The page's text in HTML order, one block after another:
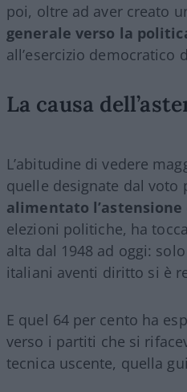
poi, oltre ad aver creato
generale verso la
all’esercizio democratico
La causa
L’abitudine di vedere
quelle designate dal voto
alimentato l’astensione
elezioni politiche, ha
alta dal 1948 ad oggi:
italiani aventi diritto si è
E quel 64 per cento ha
verso i partiti che si
tecnica uscente, quella